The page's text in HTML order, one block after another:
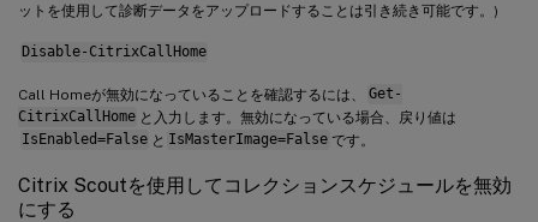
ットを使用して診断データをアップロードすることは引き続き可能です。)
Disable-CitrixCallHome
Call Homeが無効になっていることを確認するには、
Get-
CitrixCallHome と入力します。無効になっている場合、戻り値は
IsEnabled=False と IsMasterImage=False です。
Citrix Scoutを使用してコレクションスケジュールを無効
にする